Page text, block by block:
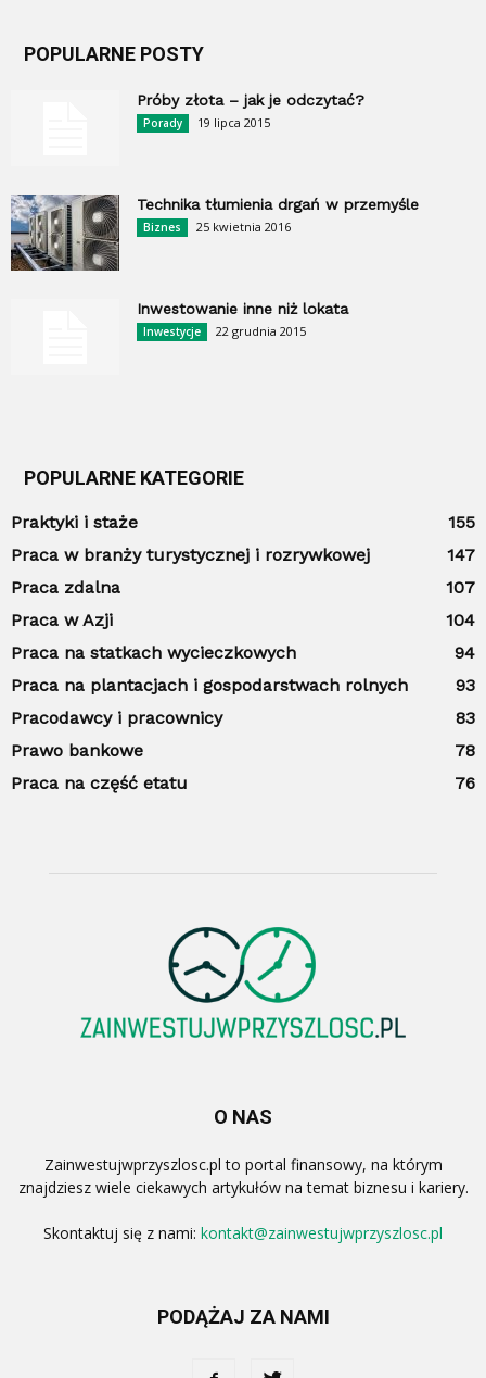
POPULARNE POSTY
Próby złota – jak je odczytać?
Porady 19 lipca 2015
Technika tłumienia drgań w przemyśle
Biznes 25 kwietnia 2016
Inwestowanie inne niż lokata
Inwestycje 22 grudnia 2015
POPULARNE KATEGORIE
Praktyki i staże
155
Praca w branży turystycznej i rozrywkowej
147
Praca zdalna
107
Praca w Azji
104
Praca na statkach wycieczkowych
94
Praca na plantacjach i gospodarstwach rolnych
93
Pracodawcy i pracownicy
83
Prawo bankowe
78
Praca na część etatu
76
O NAS
Zainwestujwprzyszlosc.pl to portal finansowy, na którym
znajdziesz wiele ciekawych artykułów na temat biznesu i kariery.
Skontaktuj się z nami: kontakt@zainwestujwprzyszlosc.pl
PODĄŻAJ ZA NAMI